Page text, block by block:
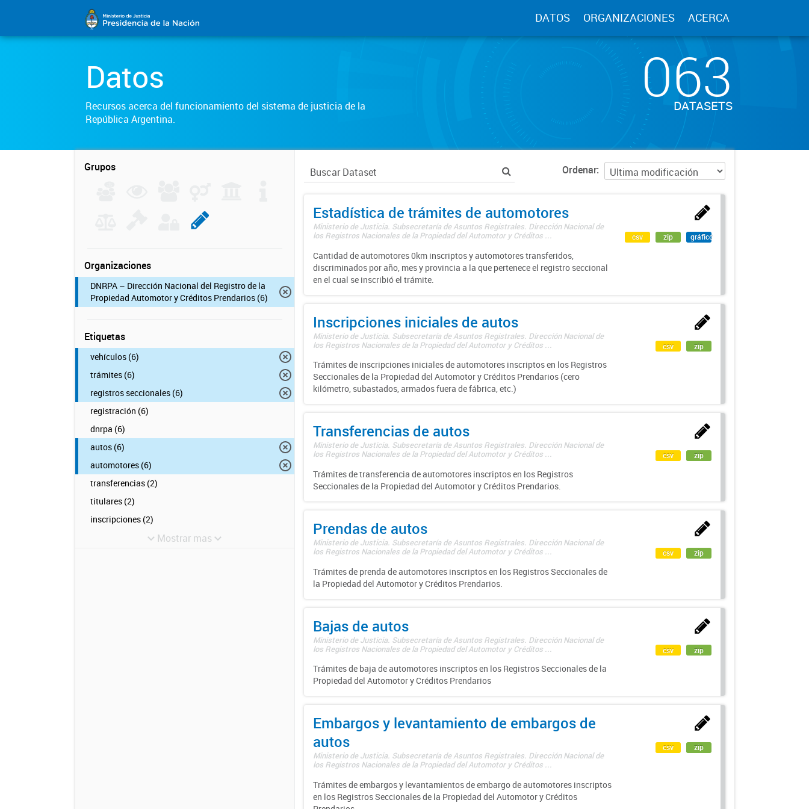
DATOS ORGANIZACIONES ACERCA
Datos
Recursos acerca del funcionamiento del sistema de justicia de la
República Argentina.
063
DATASETS
Grupos
Organizaciones
DNRPA – Dirección Nacional del Registro de la
Propiedad Automotor y Créditos Prendarios (6)
Etiquetas
vehículos (6)
trámites (6)
registros seccionales (6)
registración (6)
dnrpa (6)
autos (6)
automotores (6)
transferencias (2)
titulares (2)
inscripciones (2)
Mostrar mas
Ordenar
Estadística de trámites de automotores
Ministerio de Justicia. Subsecretaría de Asuntos Registrales. Dirección Nacional de
los Registros Nacionales de la Propiedad del Automotor y Créditos ...
Cantidad de automotores 0km inscriptos y automotores transferidos,
discriminados por año, mes y provincia a la que pertenece el registro seccional
en el cual se inscribió el trámite.
csv zip gráfico
Inscripciones iniciales de autos
Ministerio de Justicia. Subsecretaría de Asuntos Registrales. Dirección Nacional de
los Registros Nacionales de la Propiedad del Automotor y Créditos ...
Trámites de inscripciones iniciales de automotores inscriptos en los Registros
Seccionales de la Propiedad del Automotor y Créditos Prendarios (cero
kilómetro, subastados, armados fuera de fábrica, etc.)
csv zip
Transferencias de autos
Ministerio de Justicia. Subsecretaría de Asuntos Registrales. Dirección Nacional de
los Registros Nacionales de la Propiedad del Automotor y Créditos ...
Trámites de transferencia de automotores inscriptos en los Registros
Seccionales de la Propiedad del Automotor y Créditos Prendarios.
csv zip
Prendas de autos
Ministerio de Justicia. Subsecretaría de Asuntos Registrales. Dirección Nacional de
los Registros Nacionales de la Propiedad del Automotor y Créditos ...
Trámites de prenda de automotores inscriptos en los Registros Seccionales de
la Propiedad del Automotor y Créditos Prendarios.
csv zip
Bajas de autos
Ministerio de Justicia. Subsecretaría de Asuntos Registrales. Dirección Nacional de
los Registros Nacionales de la Propiedad del Automotor y Créditos ...
Trámites de baja de automotores inscriptos en los Registros Seccionales de la
Propiedad del Automotor y Créditos Prendarios
csv zip
Embargos y levantamiento de embargos de
autos
Ministerio de Justicia. Subsecretaría de Asuntos Registrales. Dirección Nacional de
los Registros Nacionales de la Propiedad del Automotor y Créditos ...
Trámites de embargos y levantamientos de embargo de automotores inscriptos
en los Registros Seccionales de la Propiedad del Automotor y Créditos
csv zip